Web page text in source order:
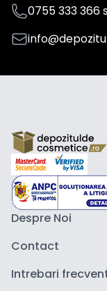
0755 333 366
Despre Noi
Contact
Intrebari